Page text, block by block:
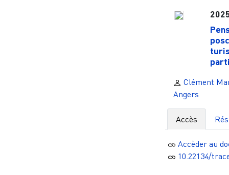
Clément
Angers
Accès
Accèder au
10.22134/